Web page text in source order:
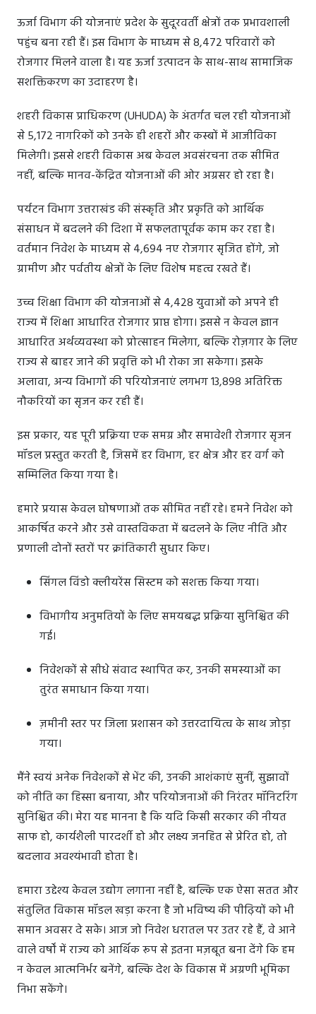
ऊर्जा विभाग की योजनाएं प्रदेश के सुदूरवर्ती क्षेत्रों तक प्रभावशाली
पहुंच बना रही हैं। इस विभाग के माध्यम से 8,472 परिवारों को
रोजगार मिलने वाला है। यह ऊर्जा उत्पादन के साथ-साथ सामाजिक
सशक्तिकरण का उदाहरण है।
शहरी विकास प्राधिकरण (UHUDA) के अंतर्गत चल रही योजनाओं
से 5,172 नागरिकों को उनके ही शहरों और कस्बों में आजीविका
मिलेगी। इससे शहरी विकास अब केवल अवसंरचना तक सीमित
नहीं, बल्कि मानव-केंद्रित योजनाओं की ओर अग्रसर हो रहा है।
पर्यटन विभाग उत्तराखंड की संस्कृति और प्रकृति को आर्थिक
संसाधन में बदलने की दिशा में सफलतापूर्वक काम कर रहा है।
वर्तमान निवेश के माध्यम से 4,694 नए रोजगार सृजित होंगे, जो
ग्रामीण और पर्वतीय क्षेत्रों के लिए विशेष महत्व रखते हैं।
उच्च शिक्षा विभाग की योजनाओं से 4,428 युवाओं को अपने ही
राज्य में शिक्षा आधारित रोजगार प्राप्त होगा। इससे न केवल ज्ञान
आधारित अर्थव्यवस्था को प्रोत्साहन मिलेगा, बल्कि रोज़गार के लिए
राज्य से बाहर जाने की प्रवृत्ति को भी रोका जा सकेगा। इसके
अलावा, अन्य विभागों की परियोजनाएं लगभग 13,898 अतिरिक्त
नौकरियों का सृजन कर रही हैं।
इस प्रकार, यह पूरी प्रक्रिया एक समग्र और समावेशी रोजगार सृजन
मॉडल प्रस्तुत करती है, जिसमें हर विभाग, हर क्षेत्र और हर वर्ग को
सम्मिलित किया गया है।
हमारे प्रयास केवल घोषणाओं तक सीमित नहीं रहे। हमने निवेश को
आकर्षित करने और उसे वास्तविकता में बदलने के लिए नीति और
प्रणाली दोनों स्तरों पर क्रांतिकारी सुधार किए।
सिंगल विंडो क्लीयरेंस सिस्टम को सशक्त किया गया।
विभागीय अनुमतियों के लिए समयबद्ध प्रक्रिया सुनिश्चित की
गई।
निवेशकों से सीधे संवाद स्थापित कर, उनकी समस्याओं का
तुरंत समाधान किया गया।
ज़मीनी स्तर पर जिला प्रशासन को उत्तरदायित्व के साथ जोड़ा
गया।
मैंने स्वयं अनेक निवेशकों से भेंट की, उनकी आशंकाएं सुनीं, सुझावों
को नीति का हिस्सा बनाया, और परियोजनाओं की निरंतर मॉनिटरिंग
सुनिश्चित की। मेरा यह मानना है कि यदि किसी सरकार की नीयत
साफ हो, कार्यशैली पारदर्शी हो और लक्ष्य जनहित से प्रेरित हो, तो
बदलाव अवश्यंभावी होता है।
हमारा उद्देश्य केवल उद्योग लगाना नहीं है, बल्कि एक ऐसा सतत और
संतुलित विकास मॉडल खड़ा करना है जो भविष्य की पीढ़ियों को भी
समान अवसर दे सके। आज जो निवेश धरातल पर उतर रहे हैं, वे आने
वाले वर्षों में राज्य को आर्थिक रूप से इतना मज़बूत बना देंगे कि हम
न केवल आत्मनिर्भर बनेंगे, बल्कि देश के विकास में अग्रणी भूमिका
निभा सकेंगे।